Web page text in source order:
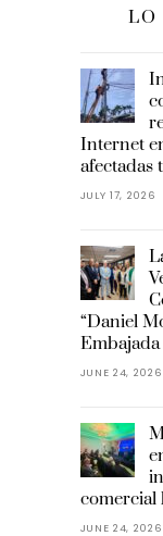
LO
Internet
afectadas
JULY 17, 2026
“Daniel
JUNE 24, 2026
comercial
JUNE 24, 2026